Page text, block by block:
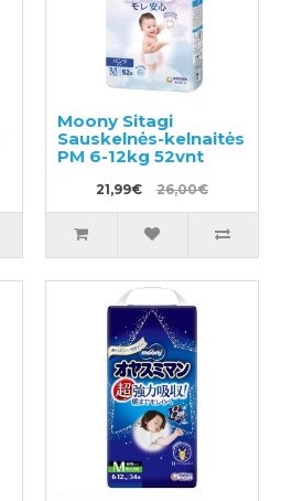
Moony Sitagi
Sauskelnės-kelnaitės
PM 6-12kg 52vnt
21,99€ 26,00€